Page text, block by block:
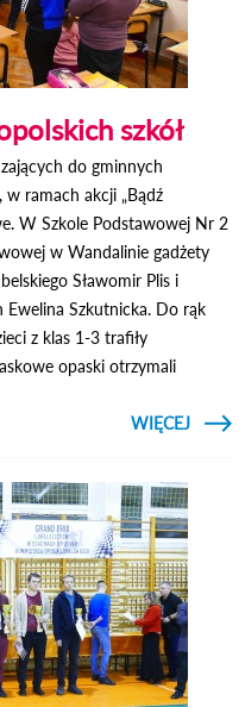
szkół
do gminnych
w ramach akcji „Bądź
W Szkole Podstawowej Nr 2
w Wandalinie gadżety
Sławomir Plis i
Ewelina Szkutnicka. Do rąk
z klas 1-3 trafiły
opaski otrzymali
CZYTAJ
WIĘCEJ